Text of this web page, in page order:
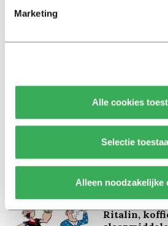
Marketing
Alle cookies
Selectie
Alleen noodzakelijke
Achtergrond
Kinderen
Hunger
kregen er
inwoners bij’
Achtergrond
Ritalin,